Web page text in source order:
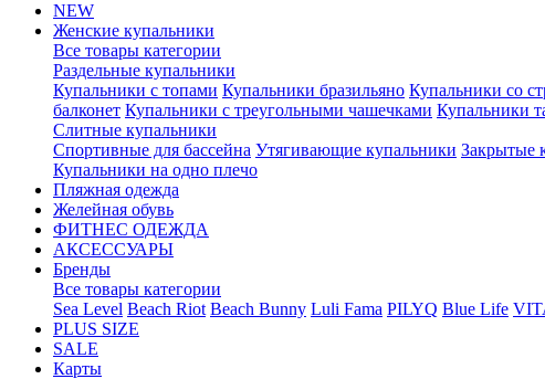
NEW
Женские купальники
Все товары категории
Раздельные купальники
Купальники с топами Купальники бразильяно Купальники со
балконет Купальники с треугольными чашечками Купальники
Слитные купальники
Спортивные для бассейна Утягивающие купальники Закрытые
Купальники на одно плечо
Пляжная одежда
Желейная обувь
ФИТНЕС ОДЕЖДА
АКСЕССУАРЫ
Бренды
Все товары категории
Sea Level Beach Riot Beach Bunny Luli Fama PILYQ Blue Life
PLUS SIZE
SALE
Карты